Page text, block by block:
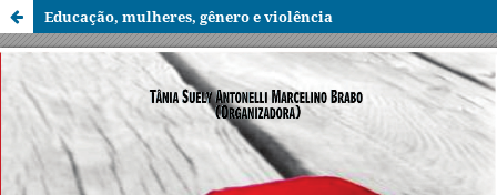
Educação, mulheres, gênero e violência